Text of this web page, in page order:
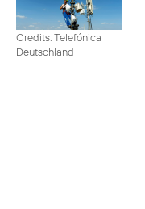
Credits: Telefónica
Deutschland